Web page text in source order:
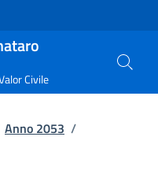
Civile
Anno 2053 /